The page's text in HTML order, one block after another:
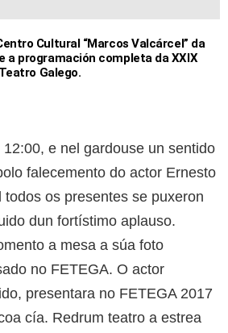
Cultural “Marcos Valcárcel” da
a programación completa da XXIX
Galego.
e nel gardouse un sentido
falecemento do actor Ernesto
todos os presentes se puxeron
dun fortístimo aplauso.
a mesa a súa foto
no FETEGA. O actor
presentara no FETEGA 2017
cía. Redrum teatro a estrea